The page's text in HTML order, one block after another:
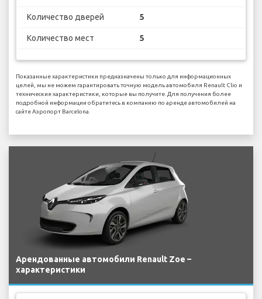
Количество дверей 5
Количество мест 5
Показанные характеристики предназначены только для информационных
целей, мы не можем гарантировать точную модель автомобиля Renault Clio и
технические характеристики, которые вы получите. Для получения более
подробной информации обратитесь в компанию по аренде автомобилей на
сайте Аэропорт Barcelona.
Арендованные автомобили Renault Zoe –
характеристики